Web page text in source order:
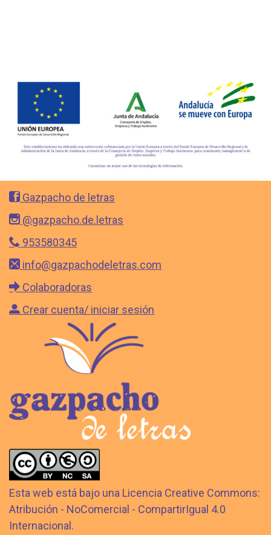
Gazpacho de letras
@gazpacho.de.letras
953580345
info@gazpachodeletras.com
Colaboradoras
Crear cuenta/ iniciar sesión
Esta web está bajo una Licencia Creative Commons:
Atribución - NoComercial - CompartirIgual 4.0
Internacional.